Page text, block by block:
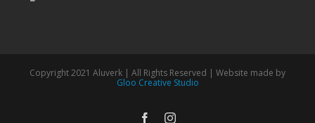
Copyright 2021 Aluverk | All Rights Reserved | Website made by
Gloo Creative Studio
FacebookInstagram